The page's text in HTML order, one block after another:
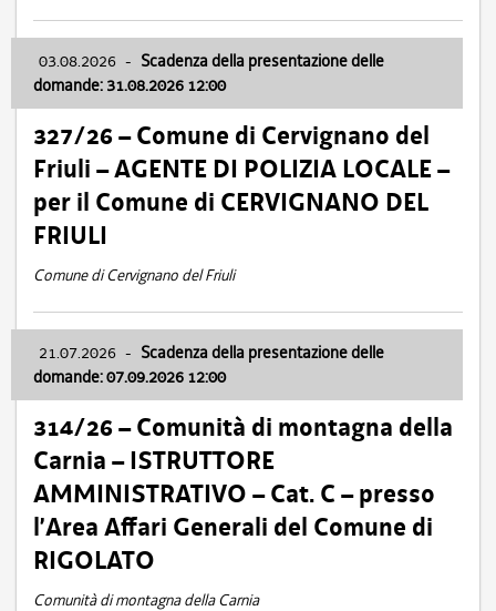
03.08.2026 - Scadenza della presentazione delle
domande: 31.08.2026 12:00
327/26 – Comune di Cervignano del
Friuli – AGENTE DI POLIZIA LOCALE –
per il Comune di CERVIGNANO DEL
FRIULI
Comune di Cervignano del Friuli
21.07.2026 - Scadenza della presentazione delle
domande: 07.09.2026 12:00
314/26 – Comunità di montagna della
Carnia – ISTRUTTORE
AMMINISTRATIVO – Cat. C – presso
l’Area Affari Generali del Comune di
RIGOLATO
Comunità di montagna della Carnia